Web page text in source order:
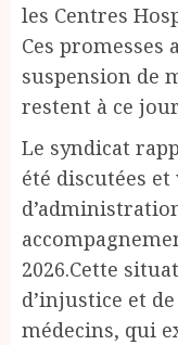
les Centres
Ces promesses
suspension de
restent à ce
Le syndicat
été discutées
2026.Cette
d’injustice et
médecins, qui